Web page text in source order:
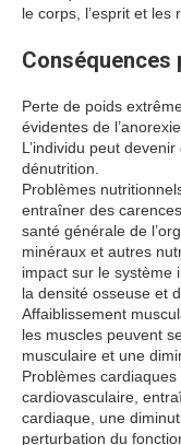
le corps, l’esprit et les
Conséquences
Perte de poids
évidentes de
L’individu peut
dénutrition.
Problèmes
entraîner des
santé générale de
minéraux et autres
impact sur le système
la densité osseuse et
Affaiblissement
les muscles peuvent
musculaire et une
Problèmes
cardiovasculaire,
cardiaque, une
perturbation du